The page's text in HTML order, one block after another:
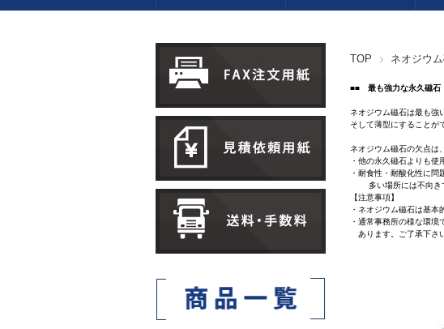
TOP ネオジウ
■■ 最も強力な永久磁
ネオジウム磁石は最も強
そして薄型にすることが
ネオジウム磁石の欠点は、
・他の永久磁石よりも
・耐食性・耐酸化性に
多い場所には不向き
【注意事項】
・ネオジウム磁石は基本
・通常事務所の様な環
あります。ご了承下さ